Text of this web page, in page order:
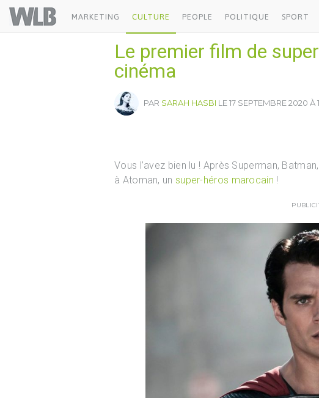
Welovebuzz
MARKETING CULTURE PEOPLE POLITIQUE SPORT
Le premier film de
cinéma
PAR SARAH HASBI LE 17 SEPTEMBRE 2020 À
Vous l’avez bien lu ! Après Superman,
à Atoman, un super-héros marocain !